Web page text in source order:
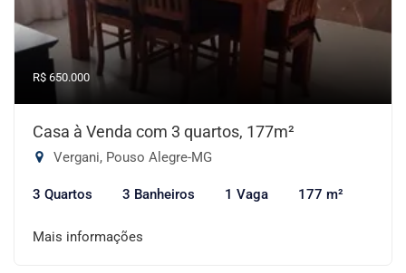
R$ 650.000
Casa à Venda com 3 quartos, 177m²
Vergani, Pouso Alegre-MG
3 Quartos 3 Banheiros 1 Vaga 177 m²
Mais informações